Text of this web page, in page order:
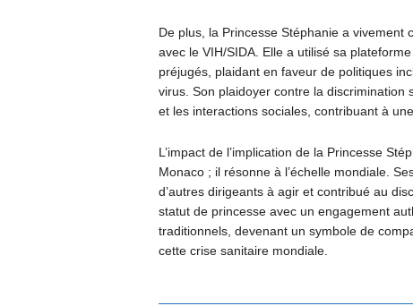
De plus, la Princesse Stéphanie a
avec le VIH/SIDA. Elle a utilisé sa
préjugés, plaidant en faveur de politiques
virus. Son plaidoyer contre la discrimination
et les interactions sociales, contribuant à
L’impact de l’implication de la Princesse
Monaco ; il résonne à l’échelle mondiale.
d’autres dirigeants à agir et contribué au
statut de princesse avec un engagement
traditionnels, devenant un symbole de
cette crise sanitaire mondiale.